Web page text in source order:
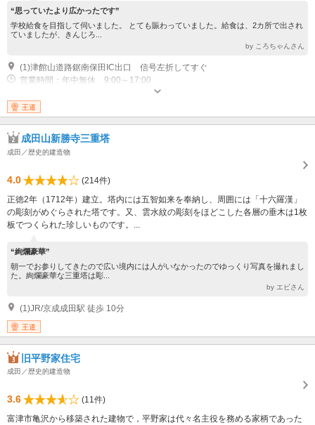
“思っていたより広かったです”
学校給食を目指して伺いました。 とても賑わっていました。給食は、2カ所で出され
ていましたが、きんじろ...
by ころちゃんさん
(1)津館山道路鋸南保田IC出口 信号左折してすぐ
営業時間：年中無休 9:00～17:00
王道
成田山新勝寺三重塔
成田／歴史的建造物
4.0
(214件)
正徳2年（1712年）建立。塔内には五智如来を奉納し、周囲には「十六羅漢」
の彫刻がめぐらされた塔です。又、雲水紋の彫刻をほどこした各層の垂木は1枚
板でつくられた珍しいものです。...
“絢爛豪華”
朝一でお参りしてきたので広い境内には人がいなかったのでゆっくり写真を撮れまし
た。絢爛豪華な三重塔は彫...
by エビさん
(1)JR/京成成田駅 徒歩 10分
王道
旧平野家住宅
成田／歴史的建造物
3.6
(11件)
富津市亀沢から移築された建物で，平野家は代々名主役を務める家柄であった